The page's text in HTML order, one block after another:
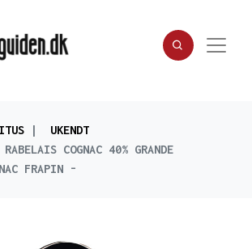
UKENDT
COGNAC 40% GRANDE
FRAPIN -